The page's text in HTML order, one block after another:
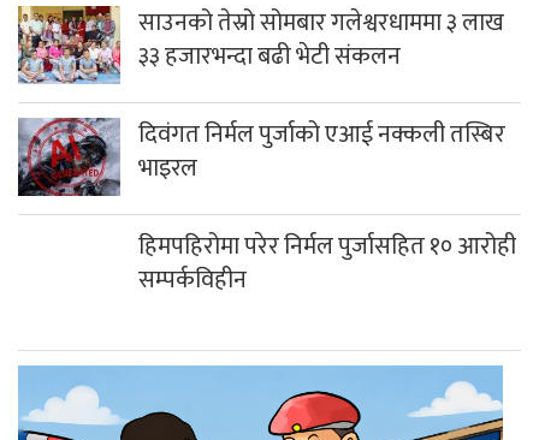
साउनको तेस्रो सोमबार गलेश्वरधाममा ३ लाख
३३ हजारभन्दा बढी भेटी संकलन
दिवंगत निर्मल पुर्जाको एआई नक्कली तस्बिर
भाइरल
हिमपहिरोमा परेर निर्मल पुर्जासहित १० आरोही
सम्पर्कविहीन